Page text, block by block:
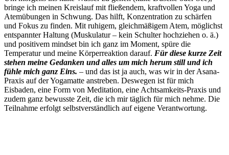
bringe ich meinen Kreislauf mit fließendem, kraftvollen Yoga und
Atemübungen in Schwung. Das hilft, Konzentration zu schärfen
und Fokus zu finden. Mit ruhigem, gleichmäßigem Atem, möglichst
entspannter Haltung (Muskulatur – kein Schulter hochziehen o. ä.)
und positivem mindset bin ich ganz im Moment, spüre die
Temperatur und meine Körperreaktion darauf. Für diese kurze Zeit
stehen meine Gedanken und alles um mich herum still und ich
fühle mich ganz Eins. – und das ist ja auch, was wir in der Asana-
Praxis auf der Yogamatte anstreben. Deswegen ist für mich
Eisbaden, eine Form von Meditation, eine Achtsamkeits-Praxis und
zudem ganz bewusste Zeit, die ich mir täglich für mich nehme. Die
Teilnahme erfolgt selbstverständlich auf eigene Verantwortung.